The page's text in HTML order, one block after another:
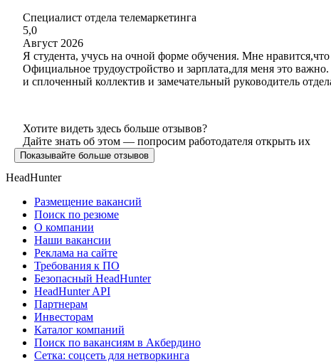
Специалист отдела телемаркетинга
5,0
Август 2026
Я студента, учусь на очной форме обучения. Мне
Официальное трудоустройство и зарплата,для меня это
и сплоченный коллектив и замечательный руководитель
Хотите видеть здесь больше отзывов?
Дайте знать об этом — попросим работодателя открыть их
Показывайте больше отзывов
HeadHunter
Размещение вакансий
Поиск по резюме
О компании
Наши вакансии
Реклама на сайте
Требования к ПО
Безопасный HeadHunter
HeadHunter API
Партнерам
Инвесторам
Каталог компаний
Поиск по вакансиям в Акбердино
Сетка: соцсеть для нетворкинга